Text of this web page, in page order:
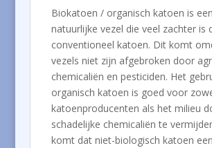
Biokatoen / organisch katoen is een
natuurlijke vezel die veel zachter is
conventioneel katoen. Dit komt
vezels niet zijn afgebroken door
chemicaliën en pesticiden. Het
organisch katoen is goed voor
katoenproducenten als het milieu
schadelijke chemicaliën te
komt dat niet-biologisch katoen